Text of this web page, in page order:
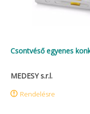
Csontvéső egyenes
MEDESY s.r.l.
Rendelésre